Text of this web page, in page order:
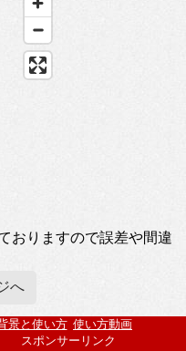
おりますので誤差や間違
へ
景と使い方 使い方動画
スポンサーリンク